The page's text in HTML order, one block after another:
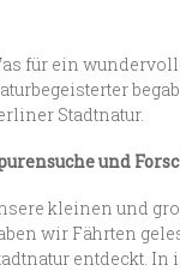
für ein
Stadtnatur.
und
kleinen und
wir Fährten
entdeckt. In